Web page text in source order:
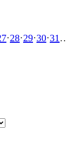
·28·29·30·31